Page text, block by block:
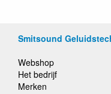
Smitsound
Webshop
Het bedrijf
Merken